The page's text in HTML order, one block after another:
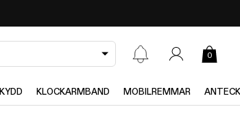
0
KLOCKARMBAND MOBILREMMAR